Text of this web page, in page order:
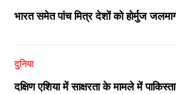
भारत समेत पांच मित्र देशों को होर्मुज
दुनिया
दक्षिण एशिया में साक्षरता के मामले में